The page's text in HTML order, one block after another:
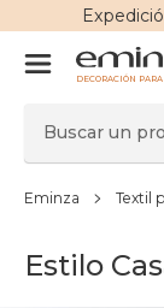
DECORACIÓN
Eminza Textil
Estilo